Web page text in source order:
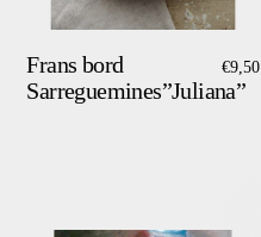
Frans bord
Sarreguemines”Juliana”
€9,50